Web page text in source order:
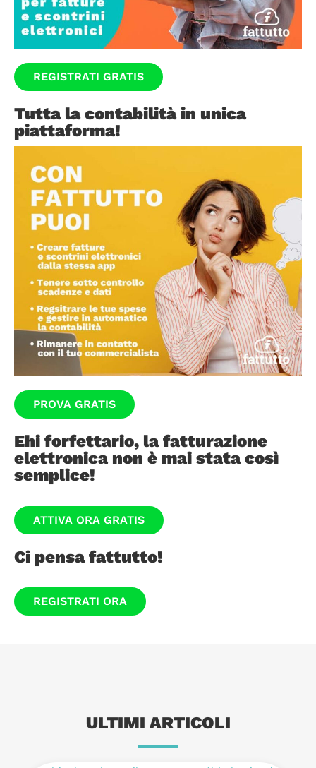
REGISTRATI GRATIS
Tutta la contabilità in unica
piattaforma!
PROVA GRATIS
Ehi forfettario, la fatturazione
elettronica non è mai stata così
semplice!
ATTIVA ORA GRATIS
Ci pensa fattutto!
REGISTRATI ORA
ULTIMI ARTICOLI